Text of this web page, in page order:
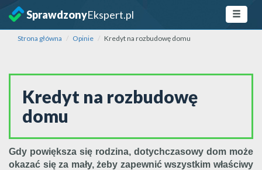
SprawdzonyEkspert.pl
Strona główna Opinie Kredyt na rozbudowę domu
Kredyt na rozbudowę
domu
Gdy powiększa się rodzina, dotychczasowy dom może
okazać się za mały, żeby zapewnić wszystkim właściwy